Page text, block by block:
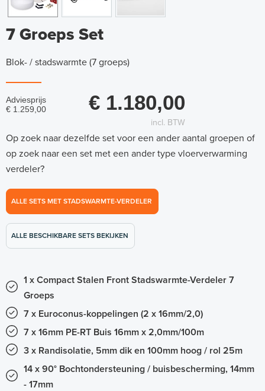
7 Groeps Set
Blok- / stadswarmte (7 groeps)
Adviesprijs
€ 1.259,00
€ 1.180,00
incl. BTW
Op zoek naar dezelfde set voor een ander aantal groepen of
op zoek naar een set met een ander type vloerverwarming
verdeler?
ALLE SETS MET STADSWARMTE-VERDELER
ALLE BESCHIKBARE SETS BEKIJKEN
1 x Compact Stalen Front Stadswarmte-Verdeler 7
Groeps
7 x Euroconus-koppelingen (2 x 16mm/2,0)
7 x 16mm PE-RT Buis 16mm x 2,0mm/100m
3 x Randisolatie, 5mm dik en 100mm hoog / rol 25m
14 x 90° Bochtondersteuning / buisbescherming, 14mm
- 17mm